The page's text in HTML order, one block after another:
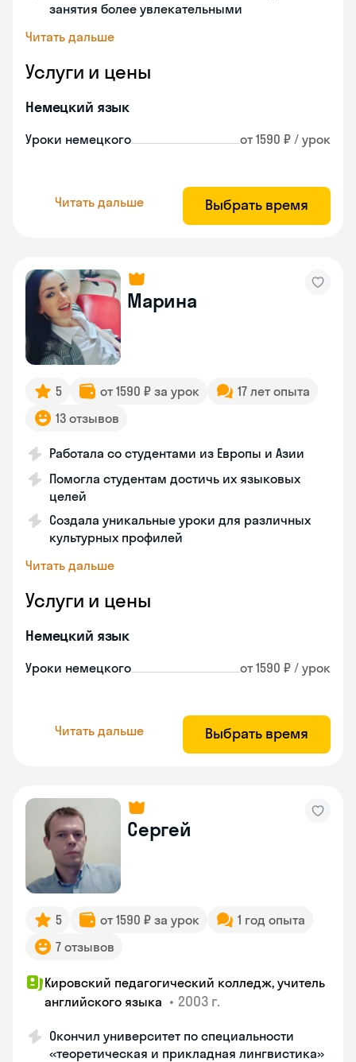
занятия более увлекательными
Читать дальше
Услуги и цены
Немецкий язык
Уроки немецкого от 1590 ₽ / урок
Читать дальше Выбрать время
Марина
5 от 1590 ₽ за урок
17 лет опыта
13 отзывов
Работала со студентами из Европы и Азии
Помогла студентам достичь их языковых
целей
Создала уникальные уроки для различных
культурных профилей
Читать дальше
Услуги и цены
Немецкий язык
Уроки немецкого от 1590 ₽ / урок
Читать дальше Выбрать время
Сергей
5 от 1590 ₽ за урок
1 год опыта
7 отзывов
Кировский педагогический колледж, учитель
английского языка • 2003 г.
Окончил университет по специальности
«теоретическая и прикладная лингвистика»